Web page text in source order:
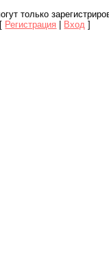
только
[ Регистрация Вход ]